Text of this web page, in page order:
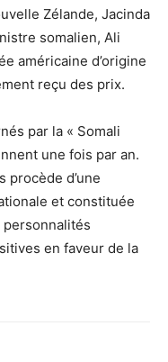
Zélande, Jacinda
somalien, Ali
américaine d’origine
reçu des prix.
par la « Somali
une fois par an.
procède d’une
et constituée
personnalités
en faveur de la